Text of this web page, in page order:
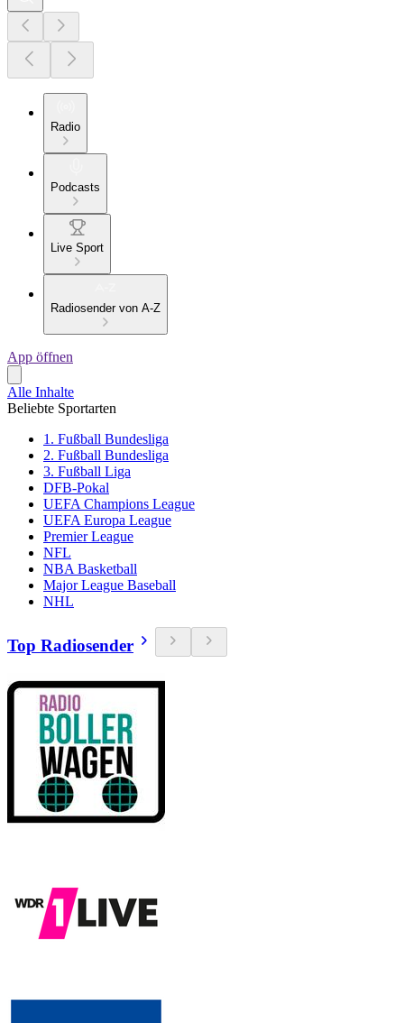
Radio
Podcasts
Live Sport
Radiosender von A-Z
App öffnen
Alle Inhalte
Beliebte Sportarten
1. Fußball Bundesliga
2. Fußball Bundesliga
3. Fußball Liga
DFB-Pokal
UEFA Champions League
UEFA Europa League
Premier League
NFL
NBA Basketball
Major League Baseball
NHL
Top Radiosender